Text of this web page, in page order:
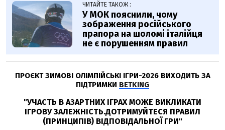
ЧИТАЙТЕ ТАКОЖ :
У МОК пояснили, чому
зображення російського
прапора на шоломі італійця
не є порушенням правил
ПРОЄКТ ЗИМОВІ ОЛІМПІЙСЬКІ ІГРИ-2026 ВИХОДИТЬ ЗА
ПІДТРИМКИ BETKING
"УЧАСТЬ В АЗАРТНИХ ІГРАХ МОЖЕ ВИКЛИКАТИ
ІГРОВУ ЗАЛЕЖНІСТЬ.ДОТРИМУЙТЕСЯ ПРАВИЛ
(ПРИНЦИПІВ) ВІДПОВІДАЛЬНОЇ ГРИ"